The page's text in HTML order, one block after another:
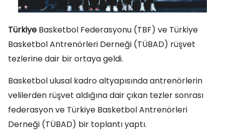
Türkiye Basketbol Federasyonu (TBF) ve Türkiye
Basketbol Antrenörleri Derneği (TÜBAD) rüşvet
tezlerine dair bir ortaya geldi.
Basketbol ulusal kadro altyapısında antrenörlerin
velilerden rüşvet aldığına dair çıkan tezler sonrası
federasyon ve Türkiye Basketbol Antrenörleri
Derneği (TÜBAD) bir toplantı yaptı.